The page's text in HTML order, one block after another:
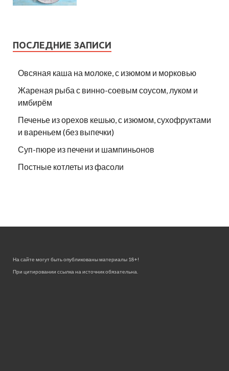
ПОСЛЕДНИЕ ЗАПИСИ
Овсяная каша на молоке, с изюмом и морковью
Жареная рыба с винно-соевым соусом, луком и
имбирём
Печенье из орехов кешью, с изюмом, сухофруктами
и вареньем (без выпечки)
Суп-пюре из печени и шампиньонов
Постные котлеты из фасоли
На сайте могут быть опубликованы материалы 18+!
При цитировании ссылка на источник обязательна.